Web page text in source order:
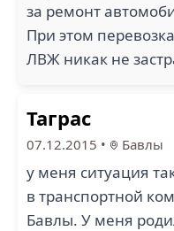
за ремонт
При этом
ЛВЖ никак не
Таграс
07.12.2015 • Бавлы
у меня ситуация
в транспортной
Бавлы. У меня